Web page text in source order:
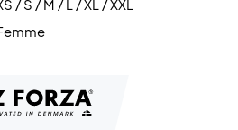
/ S / M / L / XL / XXL